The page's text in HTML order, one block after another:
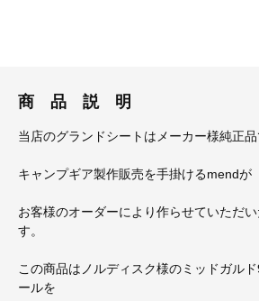
商 品 説 明
当店のグランドシートはメーカー様純正品
キャンプギア製作販売を手掛けるmendが
お客様のオーダーにより作らせていただ
す。
この商品はノルディスク様のミッドガル
ールを